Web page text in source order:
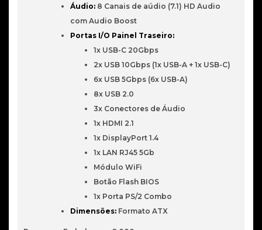
Áudio: 8 Canais de aúdio (7.1) HD Audio
com Audio Boost
Portas I/O Painel Traseiro:
1x USB-C 20Gbps
2x USB 10Gbps (1x USB-A + 1x USB-C)
6x USB 5Gbps (6x USB-A)
8x USB 2.0
3x Conectores de Áudio
1x HDMI 2.1
1x DisplayPort 1.4
1x LAN RJ45 5Gb
Módulo WiFi
Botão Flash BIOS
1x Porta PS/2 Combo
Dimensões: Formato ATX